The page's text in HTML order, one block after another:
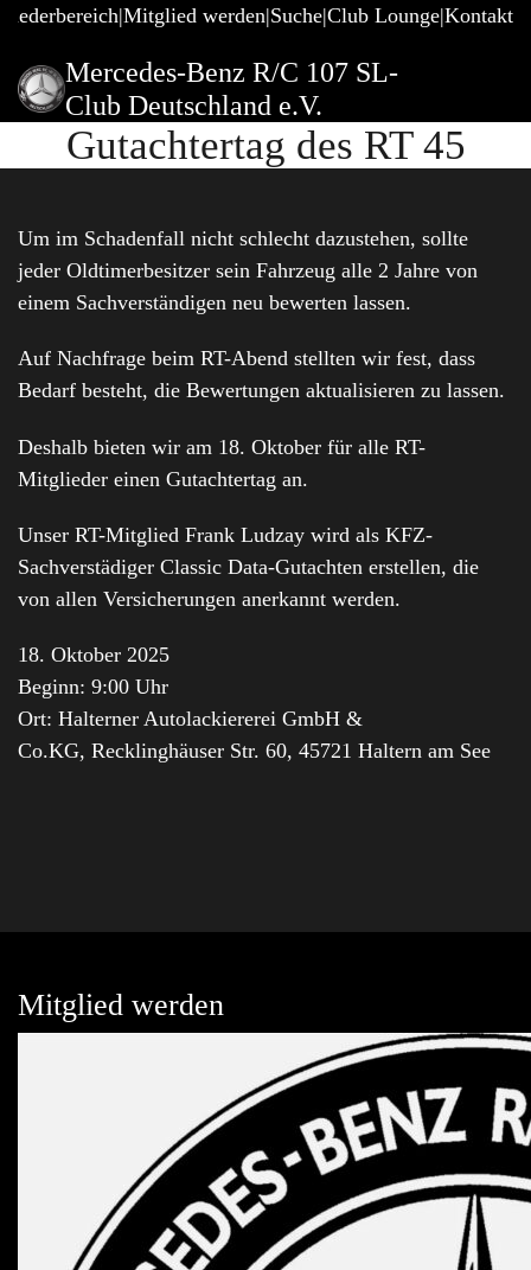
Mitglied werden Suche Club Lounge Kontakt
Mercedes-Benz R/C 107 SL-
Club Deutschland e.V.
Gutachtertag des RT 45
Um im Schadenfall nicht schlecht dazustehen, sollte
jeder Oldtimerbesitzer sein Fahrzeug alle 2 Jahre von
einem Sachverständigen neu bewerten lassen.
Auf Nachfrage beim RT-Abend stellten wir fest, dass
Bedarf besteht, die Bewertungen aktualisieren zu lassen.
Deshalb bieten wir am 18. Oktober für alle RT-
Mitglieder einen Gutachtertag an.
Unser RT-Mitglied Frank Ludzay wird als KFZ-
Sachverstädiger Classic Data-Gutachten erstellen, die
von allen Versicherungen anerkannt werden.
18. Oktober 2025
Beginn: 9:00 Uhr
Ort: Halterner Autolackiererei GmbH &
Co.KG, Recklinghäuser Str. 60, 45721 Haltern am See
Mitglied werden